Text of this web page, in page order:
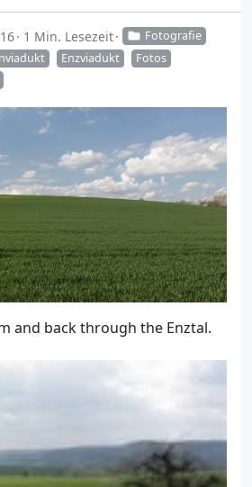
1 Min. Lesezeit
Fotografie
Enzviadukt
Fotos
and back through the Enztal.